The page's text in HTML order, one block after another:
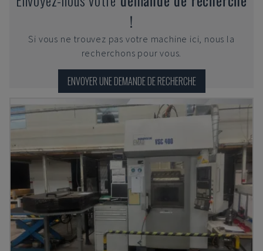
!
Si vous ne trouvez pas votre machine ici, nous la
recherchons pour vous.
ENVOYER UNE DEMANDE DE RECHERCHE